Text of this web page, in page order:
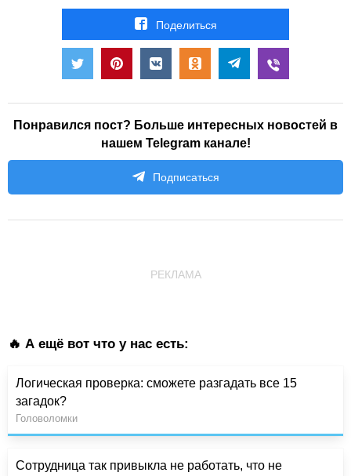
Поделиться
Понравился пост? Больше интересных новостей в
нашем Telegram канале!
Подписаться
РЕКЛАМА
🔥 А ещё вот что у нас есть:
Логическая проверка: сможете разгадать все 15
загадок?
Головоломки
Сотрудница так привыкла не работать, что не